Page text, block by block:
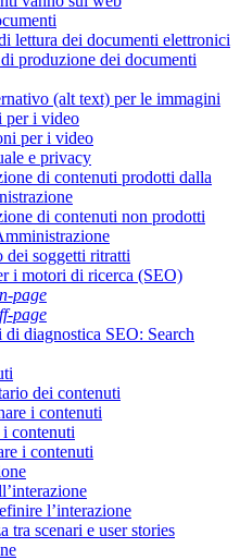
lettura dei documenti elettronici
produzione dei documenti
(alt text) per le immagini
per i video
per i video
e privacy
di contenuti prodotti dalla
di contenuti non prodotti
dei soggetti ritratti
i motori di ricerca (SEO)
page
page
diagnostica SEO: Search
dei contenuti
i contenuti
contenuti
i contenuti
l’interazione
tra scenari e user stories